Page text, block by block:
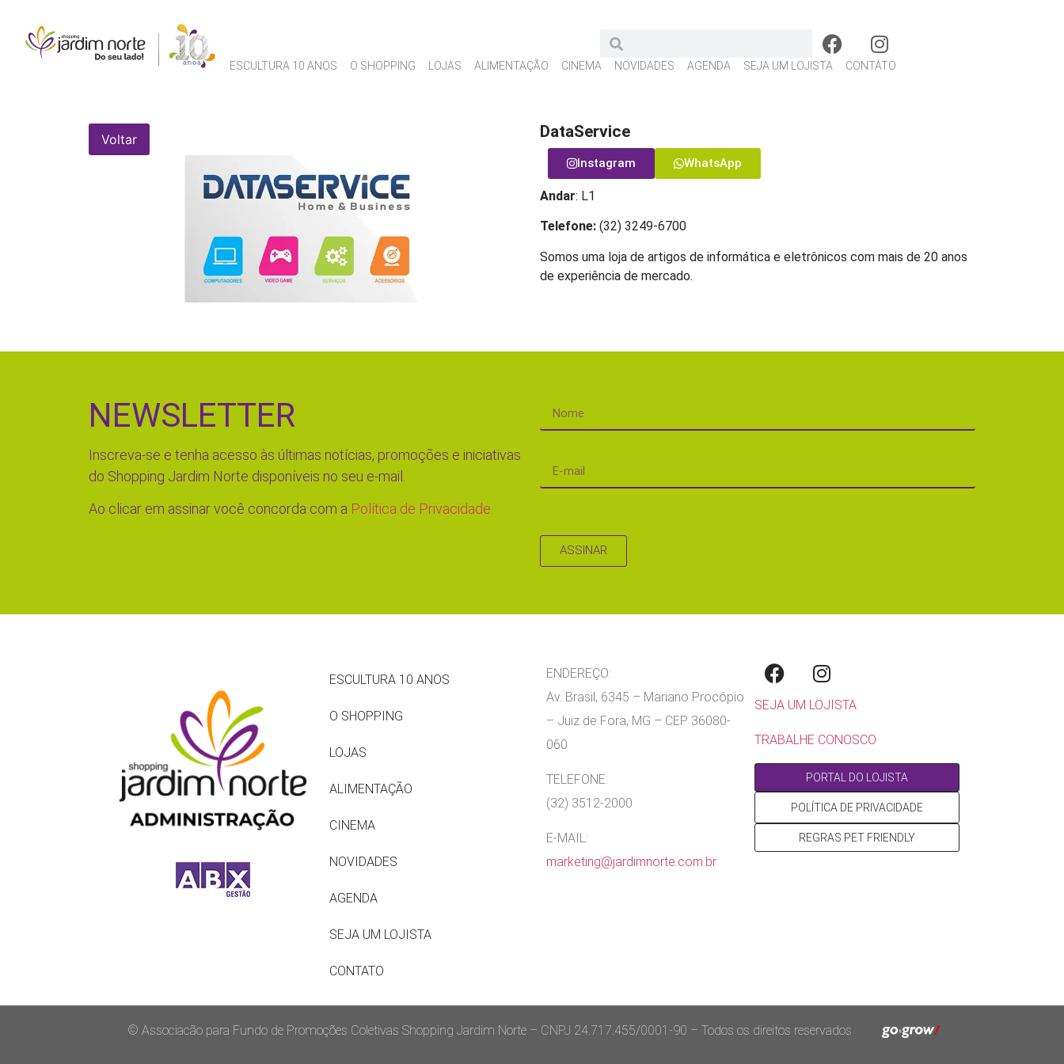
ESCULTURA 10 ANOS O SHOPPING LOJAS ALIMENTAÇÃO CINEMA NOVIDADES AGENDA SEJA UM LOJISTA CONTATO
Voltar DataService
Instagram WhatsApp
Andar: L1
Telefone: (32) 3249-6700
Somos uma loja de artigos de informática e eletrônicos com mais de 20 anos
de experiência de mercado.
NEWSLETTER
Inscreva-se e tenha acesso às últimas notícias, promoções e iniciativas
do Shopping Jardim Norte disponíveis no seu e-mail.
Ao clicar em assinar você concorda com a Política de Privacidade.
ASSINAR
ESCULTURA 10 ANOS
O SHOPPING
LOJAS
ALIMENTAÇÃO
CINEMA
NOVIDADES
AGENDA
SEJA UM LOJISTA
CONTATO
ENDEREÇO:
Av. Brasil, 6345 – Mariano Procópio
– Juiz de Fora, MG – CEP 36080-
060
TELEFONE:
(32) 3512-2000
E-MAIL:
marketing@jardimnorte.com.br
SEJA UM LOJISTA
TRABALHE CONOSCO
PORTAL DO LOJISTA
POLÍTICA DE PRIVACIDADE
REGRAS PET FRIENDLY
© Associacão para Fundo de Promoções Coletivas Shopping Jardim Norte – CNPJ 24.717.455/0001-90 – Todos os direitos reservados